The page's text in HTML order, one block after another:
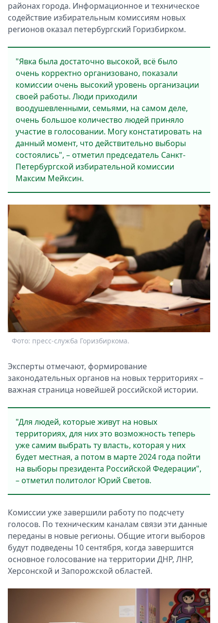
районах города. Информационное и техническое
содействие избирательным комиссиям новых
регионов оказал петербургский Горизбирком.
"Явка была достаточно высокой, всё было
очень корректно организовано, показали
комиссии очень высокий уровень организации
своей работы. Люди приходили
воодушевленными, семьями, на самом деле,
очень большое количество людей приняло
участие в голосовании. Могу констатировать на
данный момент, что действительно выборы
состоялись", – отметил председатель Санкт-
Петербургской избирательной комиссии
Максим Мейксин.
Фото: пресс-служба Горизбиркома.
Эксперты отмечают, формирование
законодательных органов на новых территориях –
важная страница новейшей российской истории.
"Для людей, которые живут на новых
территориях, для них это возможность теперь
уже самим выбрать ту власть, которая у них
будет местная, а потом в марте 2024 года пойти
на выборы президента Российской Федерации",
– отметил политолог Юрий Светов.
Комиссии уже завершили работу по подсчету
голосов. По техническим каналам связи эти данные
переданы в новые регионы. Общие итоги выборов
будут подведены 10 сентября, когда завершится
основное голосование на территории ДНР, ЛНР,
Херсонской и Запорожской областей.